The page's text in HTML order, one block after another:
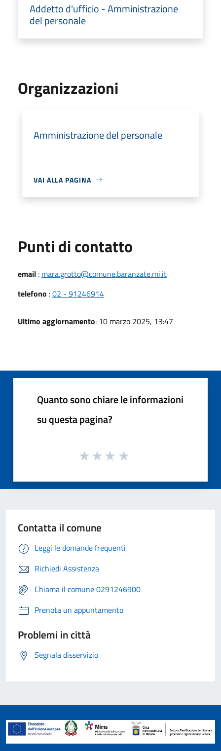
Addetto d'ufficio - Amministrazione
del personale
Organizzazioni
Amministrazione del personale
VAI ALLA PAGINA
Punti di contatto
email : mara.grotto@comune.baranzate.mi.it
telefono :02 - 91246914
Ultimo aggiornamento: 10 marzo 2025, 13:47
Quanto sono chiare le informazioni
su questa pagina?
Contatta il comune
Leggi le domande frequenti
Richiedi Assistenza
Chiama il comune 0291246900
Prenota un appuntamento
Problemi in città
Segnala disservizio